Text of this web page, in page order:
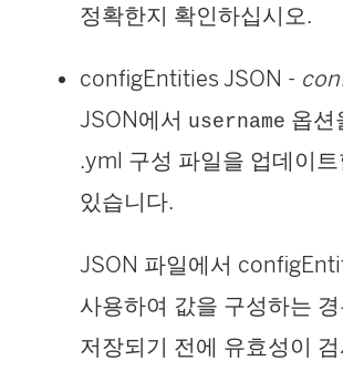
정확한지 확인하십시오.
configEntities JSON -
JSON에서 username 옵션
.yml 구성 파일을 업데이트
있습니다.
JSON 파일에서
사용하여 값을 구성하는
저장되기 전에 유효성이